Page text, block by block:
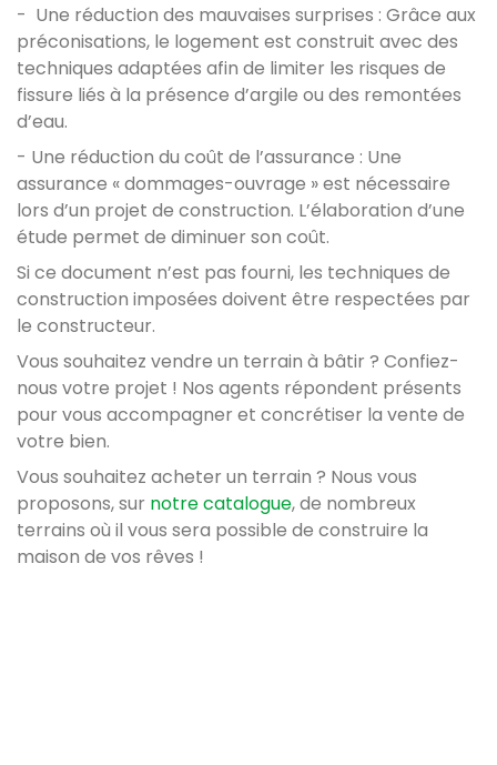
- Une réduction des mauvaises surprises : Grâce aux
préconisations, le logement est construit avec des
techniques adaptées afin de limiter les risques de
fissure liés à la présence d’argile ou des remontées
d’eau.
- Une réduction du coût de l’assurance : Une
assurance « dommages-ouvrage » est nécessaire
lors d’un projet de construction. L’élaboration d’une
étude permet de diminuer son coût.
Si ce document n’est pas fourni, les techniques de
construction imposées doivent être respectées par
le constructeur.
Vous souhaitez vendre un terrain à bâtir ? Confiez-
nous votre projet ! Nos agents répondent présents
pour vous accompagner et concrétiser la vente de
votre bien.
Vous souhaitez acheter un terrain ? Nous vous
proposons, sur notre catalogue, de nombreux
terrains où il vous sera possible de construire la
maison de vos rêves !